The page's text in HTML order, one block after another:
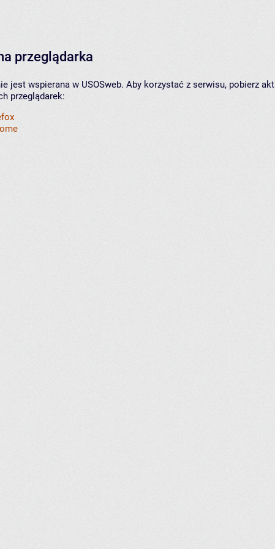
przeglądarka
jest wspierana w USOSweb. Aby korzystać z serwisu, pobierz
przeglądarek: